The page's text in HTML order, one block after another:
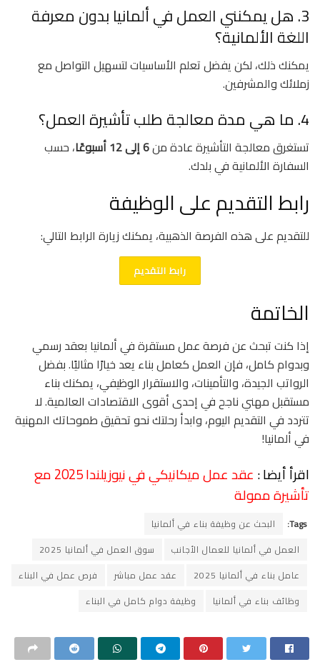
3. هل يمكنني العمل في ألمانيا بدون معرفة
اللغة الألمانية؟
يمكنك ذلك، لكن يفضل تعلم الأساسيات لتسهيل التواصل مع
زملائك والمشرفين.
4. ما هي مدة معالجة طلب تأشيرة العمل؟
تستغرق معالجة التأشيرة عادة من6 إلى 12 أسبوعًا
، حسب
السفارة الألمانية في بلدك.
رابط التقديم على الوظيفة
للتقديم على هذه الفرصة الذهبية، يمكنك زيارة الرابط التالي:
رابط التقديم
الخاتمة
إذا كنت تبحث عن فرصة عمل مستقرة في ألمانيا بعقد رسمي
وبدوام كامل، فإن العمل كعامل بناء يعد خيارًا مثاليًا. بفضل
الرواتب الجيدة، والتأمينات، والاستقرار الوظيفي، يمكنك بناء
مستقبل مهني ناجح في إحدى أقوى الاقتصادات العالمية. لا
تتردد في التقديم اليوم، وابدأ رحلتك نحو تحقيق طموحاتك المهنية
في ألمانيا!
اقرأ أيضا :
عقد عمل ميكانيكي في نيوزيلندا 2025 مع
تأشيرة ممولة
Tags:
البحث عن وظيفة بناء في ألمانيا
العمل في ألمانيا للعمال الأجانب
سوق العمل في ألمانيا 2025
عامل بناء في ألمانيا 2025
عقد عمل مباشر
فرص عمل في البناء
وظائف بناء في ألمانيا
وظيفة دوام كامل في البناء